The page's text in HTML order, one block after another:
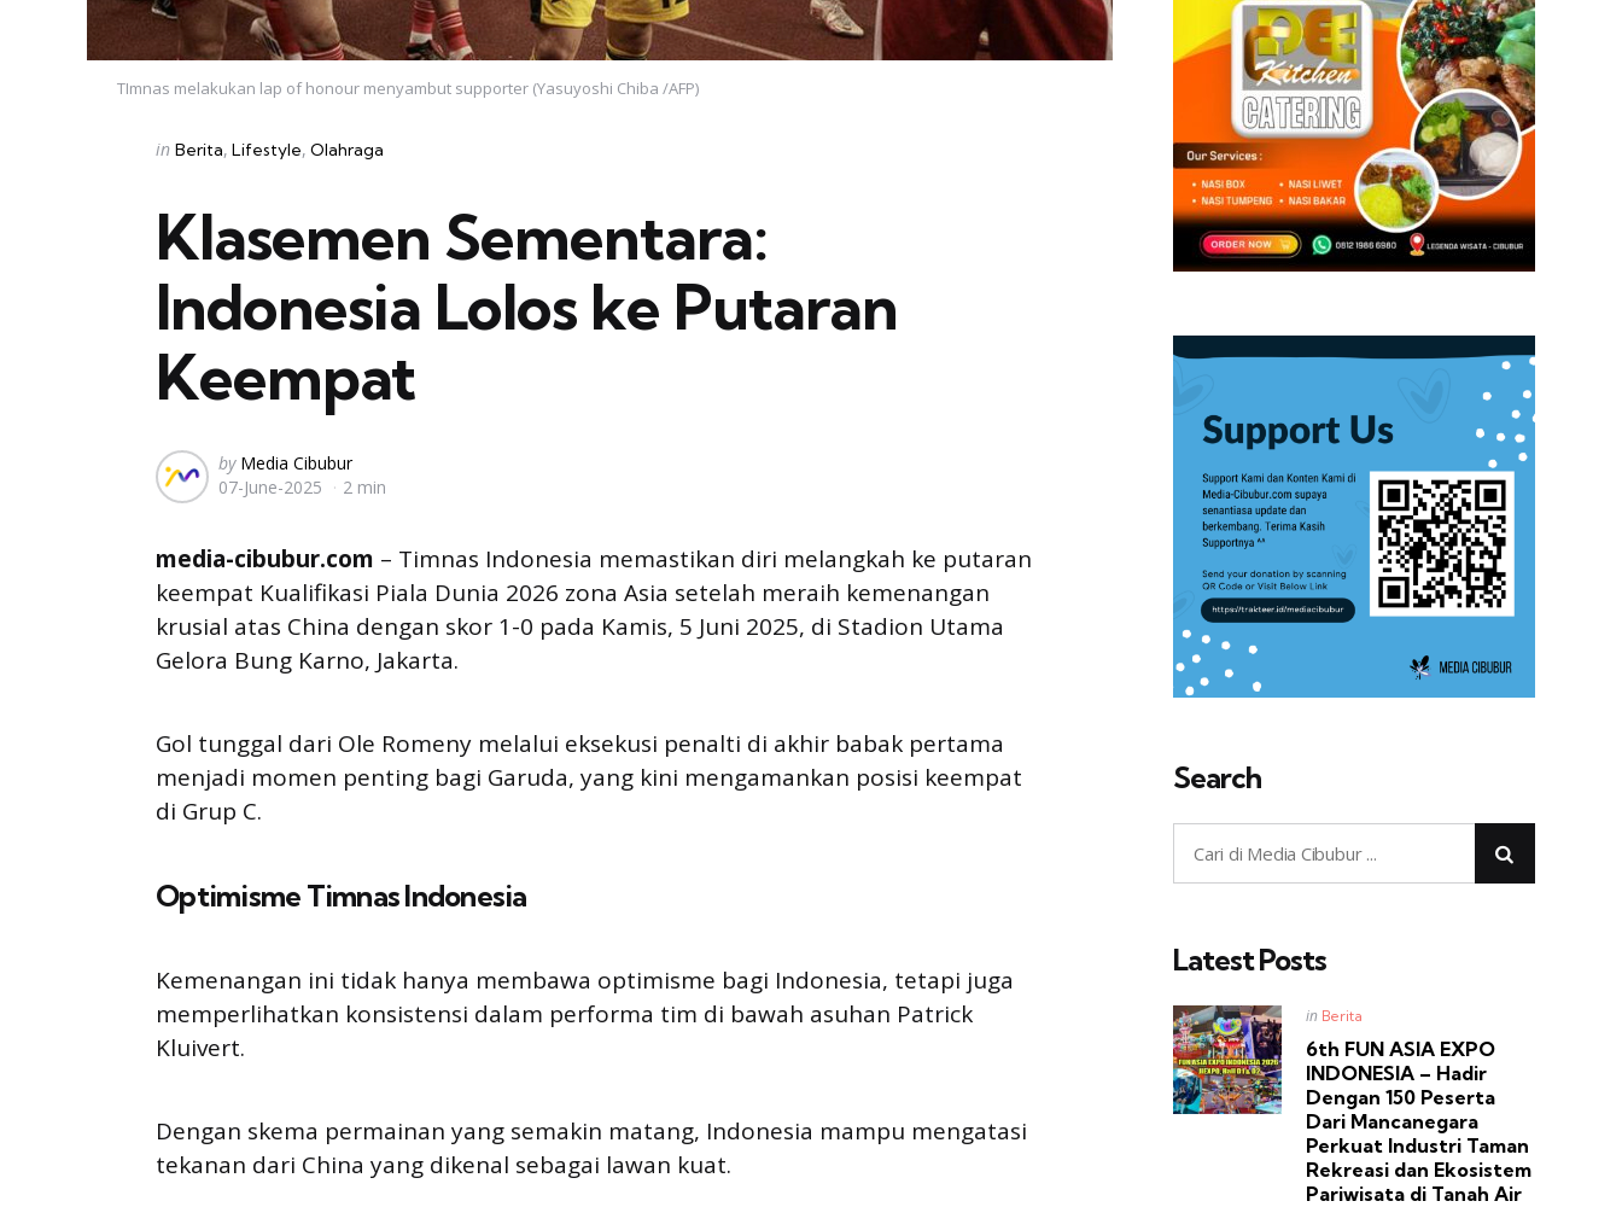
TImnas melakukan lap of honour menyambut supporter (Yasuyoshi Chiba /AFP)
Categories
Posted
in Berita Lifestyle Olahraga
Klasemen Sementara:
Indonesia Lolos ke Putaran
Keempat
Posted
by
by Media Cibubur
07-June-2025
2 min
media-cibubur.com – Timnas Indonesia memastikan diri melangkah ke putaran
keempat Kualifikasi Piala Dunia 2026 zona Asia setelah meraih kemenangan
krusial atas China dengan skor 1-0 pada Kamis, 5 Juni 2025, di Stadion Utama
Gelora Bung Karno, Jakarta.
Gol tunggal dari Ole Romeny melalui eksekusi penalti di akhir babak pertama
menjadi momen penting bagi Garuda, yang kini mengamankan posisi keempat
di Grup C.
Optimisme Timnas Indonesia
Kemenangan ini tidak hanya membawa optimisme bagi Indonesia, tetapi juga
memperlihatkan konsistensi dalam performa tim di bawah asuhan Patrick
Kluivert.
Dengan skema permainan yang semakin matang, Indonesia mampu mengatasi
tekanan dari China yang dikenal sebagai lawan kuat.
Search
Latest Posts
Posted
in
in Berita
6th FUN ASIA EXPO
INDONESIA – Hadir
Dengan 150 Peserta
Dari Mancanegara
Perkuat Industri Taman
Rekreasi dan Ekosistem
Pariwisata di Tanah Air